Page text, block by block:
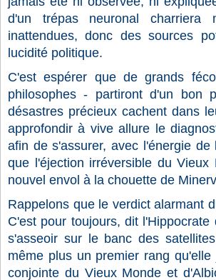
d'un trépas neuronal charriera
inattendues, donc des sources
lucidité politique.
C'est espérer que de grands
philosophes - partiront d'un bon
désastres précieux cachent dans
approfondir à vive allure le
afin de s'assurer, avec l'énergie
que l'éjection irréversible du
nouvel envol à la chouette de
Rappelons que le verdict alarmant
C'est pour toujours, dit
s'asseoir sur le banc des
même plus un premier rang
conjointe du Vieux Monde et